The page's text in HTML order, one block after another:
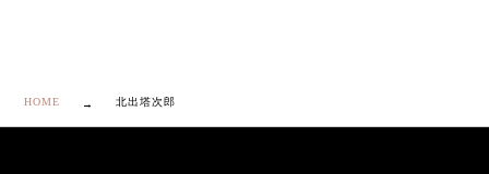
HOME 北出塔次郎